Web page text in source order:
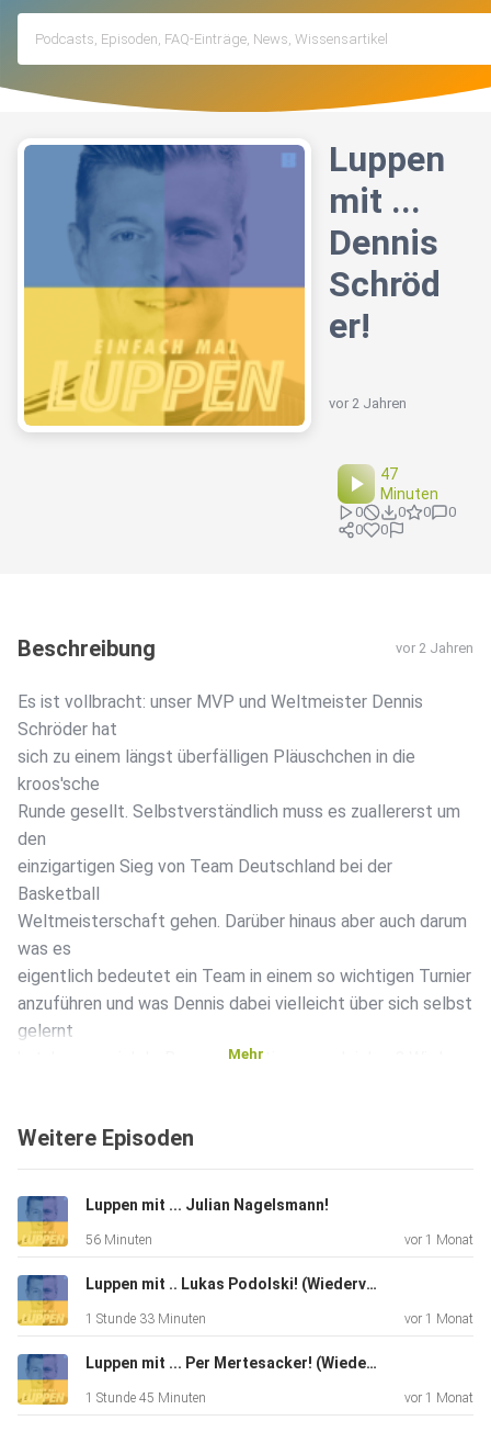
Luppen
mit ...
Dennis
Schröd
er!
vor 2 Jahren
47
Minuten
0 0 0
0
0
0
Beschreibung vor 2 Jahren
Es ist vollbracht: unser MVP und Weltmeister Dennis
Schröder hat
sich zu einem längst überfälligen Pläuschchen in die
kroos'sche
Runde gesellt. Selbstverständlich muss es zuallererst um
den
einzigartigen Sieg von Team Deutschland bei der
Basketball
Weltmeisterschaft gehen. Darüber hinaus aber auch darum
was es
eigentlich bedeutet ein Team in einem so wichtigen Turnier
anzuführen und was Dennis dabei vielleicht über sich selbst
gelernt
hat. Lassen sich LeBron und Cristiano vergleichen? Wird
Jersey der Mavs
im
goldenen Buch der Stadt Braunschweig
vorbeigeschlittert? Hört
selbst! Du möchtest mehr über unsere Werbepartner
erfahren? Hier
Mehr
Weitere Episoden
Luppen mit ... Julian Nagelsmann!
56 Minuten vor 1 Monat
Luppen mit .. Lukas Podolski! (Wiederveröffentlichung)
1 Stunde 33 Minuten vor 1 Monat
Luppen mit ... Per Mertesacker! (Wiederveröffentlichung)
1 Stunde 45 Minuten vor 1 Monat